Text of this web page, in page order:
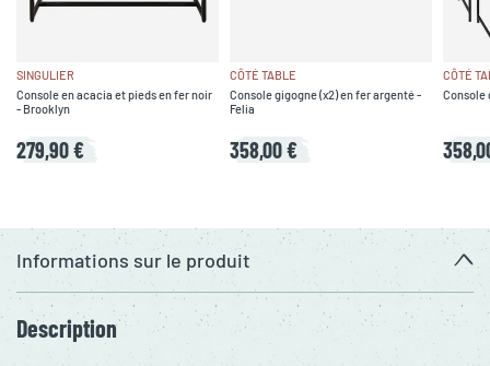
SINGULIER
Console en acacia et pieds en fer noir
- Brooklyn
279,90 €
CÔTÉ TABLE
Console gigogne (x2) en fer argenté -
Felia
358,00 €
CÔTÉ
Console
Informations sur le produit
Description